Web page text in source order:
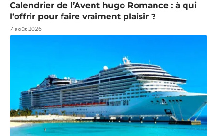
Calendrier de l’Avent hugo Romance : à qui
l’offrir pour faire vraiment plaisir ?
7 août 2026